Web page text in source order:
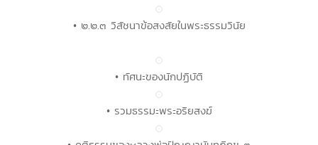
• ๒.๒.๓ วิสัชนาข้อสงสัยในพระธรรมวินัย
• ทัศนะของนักปฏิบัติ
• รวมธรรมะพระอริยสงฆ์